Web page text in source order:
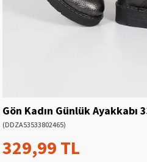
Gön Kadın Günlük Ayakkabı
(DDZA53533802465)
329,99 TL